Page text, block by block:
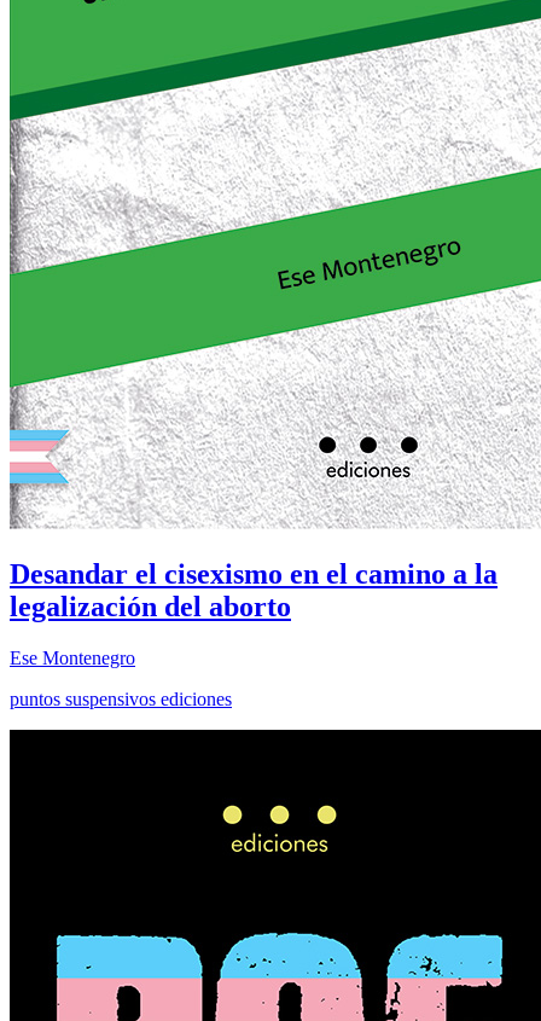
Desandar el cisexismo en el camino a la
legalización del aborto
Ese Montenegro
puntos suspensivos ediciones